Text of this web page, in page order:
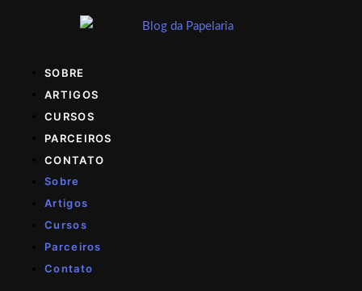
SOBRE
ARTIGOS
CURSOS
PARCEIROS
CONTATO
Sobre
Artigos
Cursos
Parceiros
Contato